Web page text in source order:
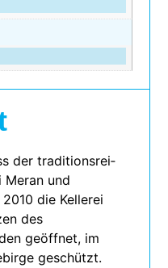
der tra­di­ti­ons­rei­
Meran und
die Kellerei
des
geöff­net, im
geschützt.